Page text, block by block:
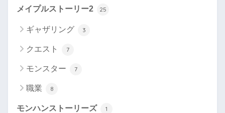
メイプルストーリー2 25
ギャザリング 3
クエスト 7
モンスター 7
職業 8
モンハンストーリーズ 1